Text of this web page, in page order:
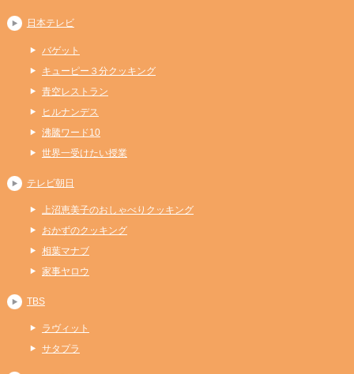
日本テレビ
バゲット
キューピー３分クッキング
青空レストラン
ヒルナンデス
沸騰ワード10
世界一受けたい授業
テレビ朝日
上沼恵美子のおしゃべりクッキング
おかずのクッキング
相葉マナブ
家事ヤロウ
TBS
ラヴィット
サタプラ